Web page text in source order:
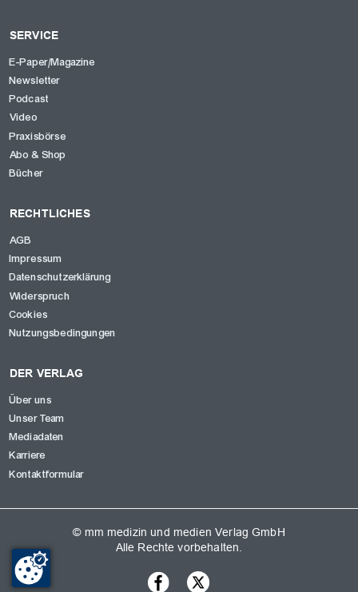
SERVICE
E-Paper/Magazine
Newsletter
Podcast
Video
Praxisbörse
Abo & Shop
Bücher
RECHTLICHES
AGB
Impressum
Datenschutzerklärung
Widerspruch
Cookies
Nutzungsbedingungen
DER VERLAG
Über uns
Unser Team
Mediadaten
Karriere
Kontaktformular
© mm medizin und medien Verlag GmbH
Alle Rechte vorbehalten.